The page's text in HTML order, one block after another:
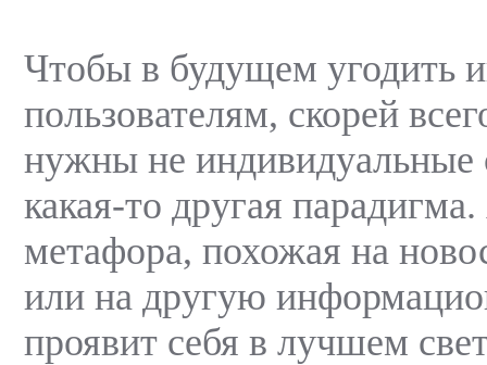
Чтобы в будущем угодить
пользователям, скорей
нужны не индивидуальные
какая-то другая
метафора, похожая на
или на другую
проявит себя в лучшем